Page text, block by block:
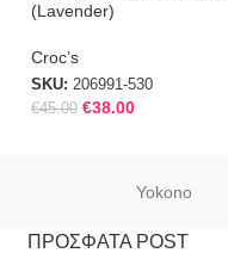
(Lavender)
Croc’s
SKU: 206991-530
€45.00 €38.00
Yokono
ΠΡΟΣΦΑΤΑ POST